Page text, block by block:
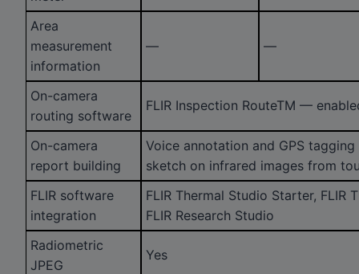
Area
measurement
information
— —
On-camera
routing software
FLIR Inspection RouteTM —
On-camera
report building
Voice annotation and GPS
sketch on infrared images from
FLIR software
integration
FLIR Thermal Studio Starter, FLIR
FLIR Research Studio
Radiometric
JPEG
Yes